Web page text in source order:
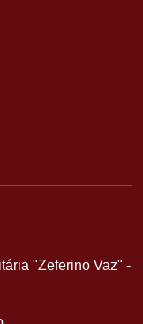
"Zeferino Vaz" -